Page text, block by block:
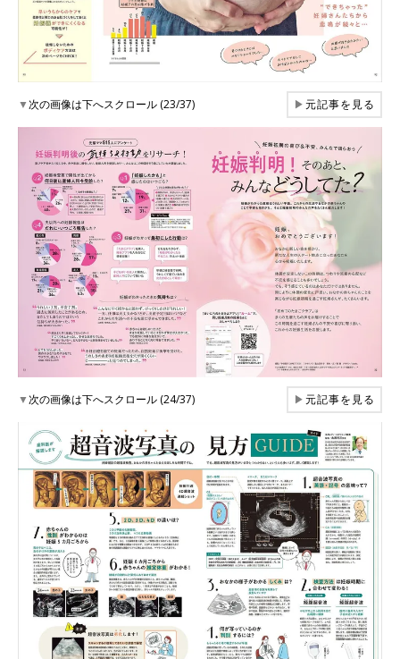
▼次の画像は下へスクロール (23/37) ▶元記事を見る
▼次の画像は下へスクロール (24/37) ▶元記事を見る